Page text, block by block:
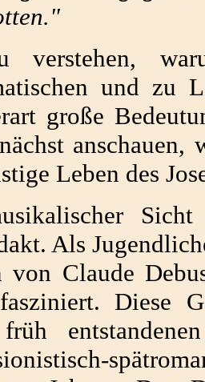
verstehen,
und zu
große
anschauen,
Leben des
Als
von Claude
Diese